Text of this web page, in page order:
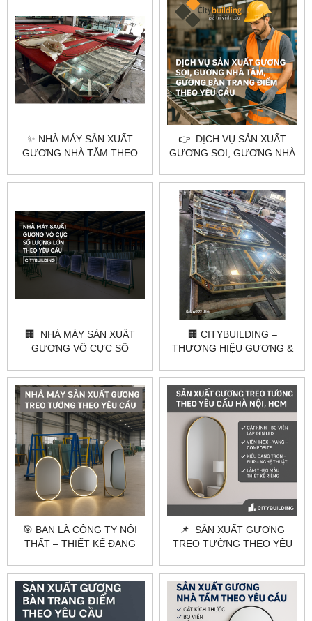
✨ NHÀ MÁY SẢN XUẤT
GƯƠNG NHÀ TẮM THEO
TPHCM – CITYBUILDING
👉 DỊCH VỤ SẢN XUẤT
GƯƠNG SOI, GƯƠNG NHÀ
ĐIỂM THEO YÊU CẦU –
CITYBUILDING
🏢 NHÀ MÁY SẢN XUẤT
GƯƠNG VÔ CỰC SỐ
CẦU – CITYBUILDING
🏢 CITYBUILDING –
THƯƠNG HIỆU GƯƠNG &
🏢
🎯 BẠN LÀ CÔNG TY NỘI
THẤT – THIẾT KẾ ĐANG
XUẤT GƯƠNG THEO YÊU
CẦU?
📌 SẢN XUẤT GƯƠNG
TREO TƯỜNG THEO YÊU
CITYBUILDING